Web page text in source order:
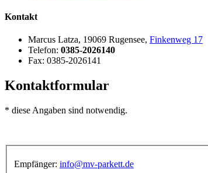
Kontakt
Marcus Latza, 19069 Rugensee, Finkenweg 17
Telefon: 0385-2026140
Fax: 0385-2026141
Kontaktformular
* diese Angaben sind notwendig.
Empfänger: info@mv-parkett.de